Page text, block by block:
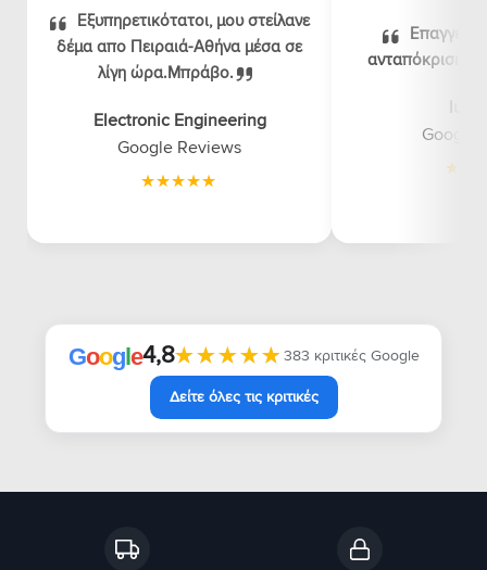
Εξυπηρετικότατοι, μου στείλανε
δέμα απο Πειραιά-Αθήνα μέσα σε
λίγη ώρα.Μπράβο.
Electronic Engineering
Google Reviews
ανταπόκριση,
Google
Google4,8★★★★★
★★★★★ 383 κριτικές Google
Δείτε όλες τις κριτικές